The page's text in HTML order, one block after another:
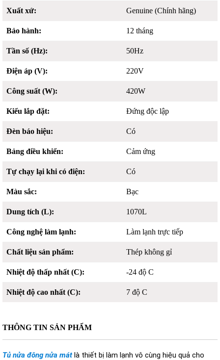
THÔNG TIN SẢN PHẨM
Tủ nửa đông nửa mát là thiết bị làm lạnh vô cùng hiệu quả cho
Xuất xứ: Genuine (Chính hãng)
Bảo hành: 12 tháng
Tần số (Hz): 50Hz
Điện áp (V): 220V
Công suất (W): 420W
Kiểu lắp đặt: Đứng độc lập
Đèn báo hiệu: Có
Bảng điều khiển: Cảm ứng
Tự chạy lại khi có điện: Có
Màu sắc: Bạc
Dung tích (L): 1070L
Công nghệ làm lạnh: Làm lạnh trực tiếp
Chất liệu sản phẩm: Thép không gỉ
Nhiệt độ thấp nhất (C): -24 độ C
Nhiệt độ cao nhất (C): 7 độ C